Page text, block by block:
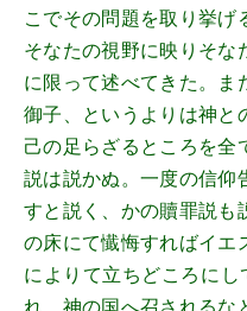
こでその問題を取り挙
そなたの視野に映りそな
に限って述べてきた。
御子、というよりは神と
己の足らざるところを
説は説かぬ。一度の信仰
すと説く、かの贖罪説も
の床にて懴悔すればイエ
によりて立ちどころにし